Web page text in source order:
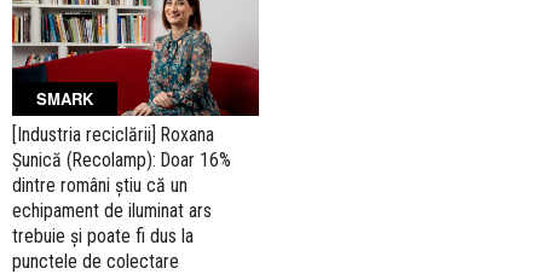
SMARK
[Industria reciclării] Roxana
Șunică (Recolamp): Doar 16%
dintre români știu că un
echipament de iluminat ars
trebuie și poate fi dus la
punctele de colectare